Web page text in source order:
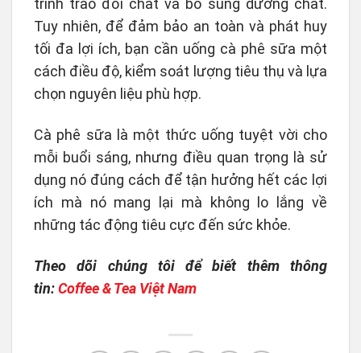
Tuy nhiên, để đảm bảo an toàn và phát huy
tối đa lợi ích, bạn cần uống cà phê sữa một
cách điều độ, kiểm soát lượng tiêu thụ và lựa
chọn nguyên liệu phù hợp.
Cà phê sữa là một thức uống tuyệt vời cho
mỗi buổi sáng, nhưng điều quan trọng là sử
dụng nó đúng cách để tận hưởng hết các lợi
ích mà nó mang lại mà không lo lắng về
những tác động tiêu cực đến sức khỏe.
Theo dõi chúng tôi để biết thêm thông
tin:Coffee & Tea Việt Nam